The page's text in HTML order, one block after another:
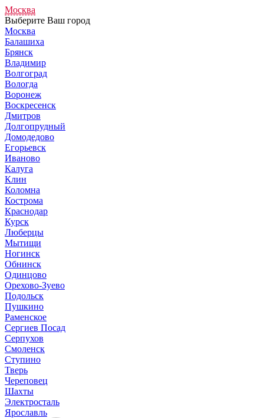
Москва
Выберите Ваш город
Москва
Балашиха
Брянск
Владимир
Волгоград
Вологда
Воронеж
Воскресенск
Дмитров
Долгопрудный
Домодедово
Егорьевск
Иваново
Калуга
Клин
Коломна
Кострома
Краснодар
Курск
Люберцы
Мытищи
Ногинск
Обнинск
Одинцово
Орехово-Зуево
Подольск
Пушкино
Раменское
Сергиев Посад
Серпухов
Смоленск
Ступино
Тверь
Череповец
Шахты
Электросталь
Ярославль